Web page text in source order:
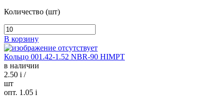
Количество (шт)
В корзину
Кольцо 001.42-1.52 NBR-90 HIMPT
в наличии
2.50 i /
шт
опт. 1.05 i